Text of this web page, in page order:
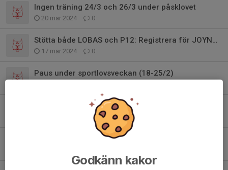
Ingen träning 24/3 och 26/3 under påsklovet
20 mar 2024 0
Stötta både LOBAS och P12: Registrera för JOYNA innan 1 april!
17 mar 2024 0
Paus under sportlovsveckan (18-25/2)
P12 vårsäsongensträning start 14/1 söndag
Lundaspelen 2024 (januari 2-5)
Godkänn kakor